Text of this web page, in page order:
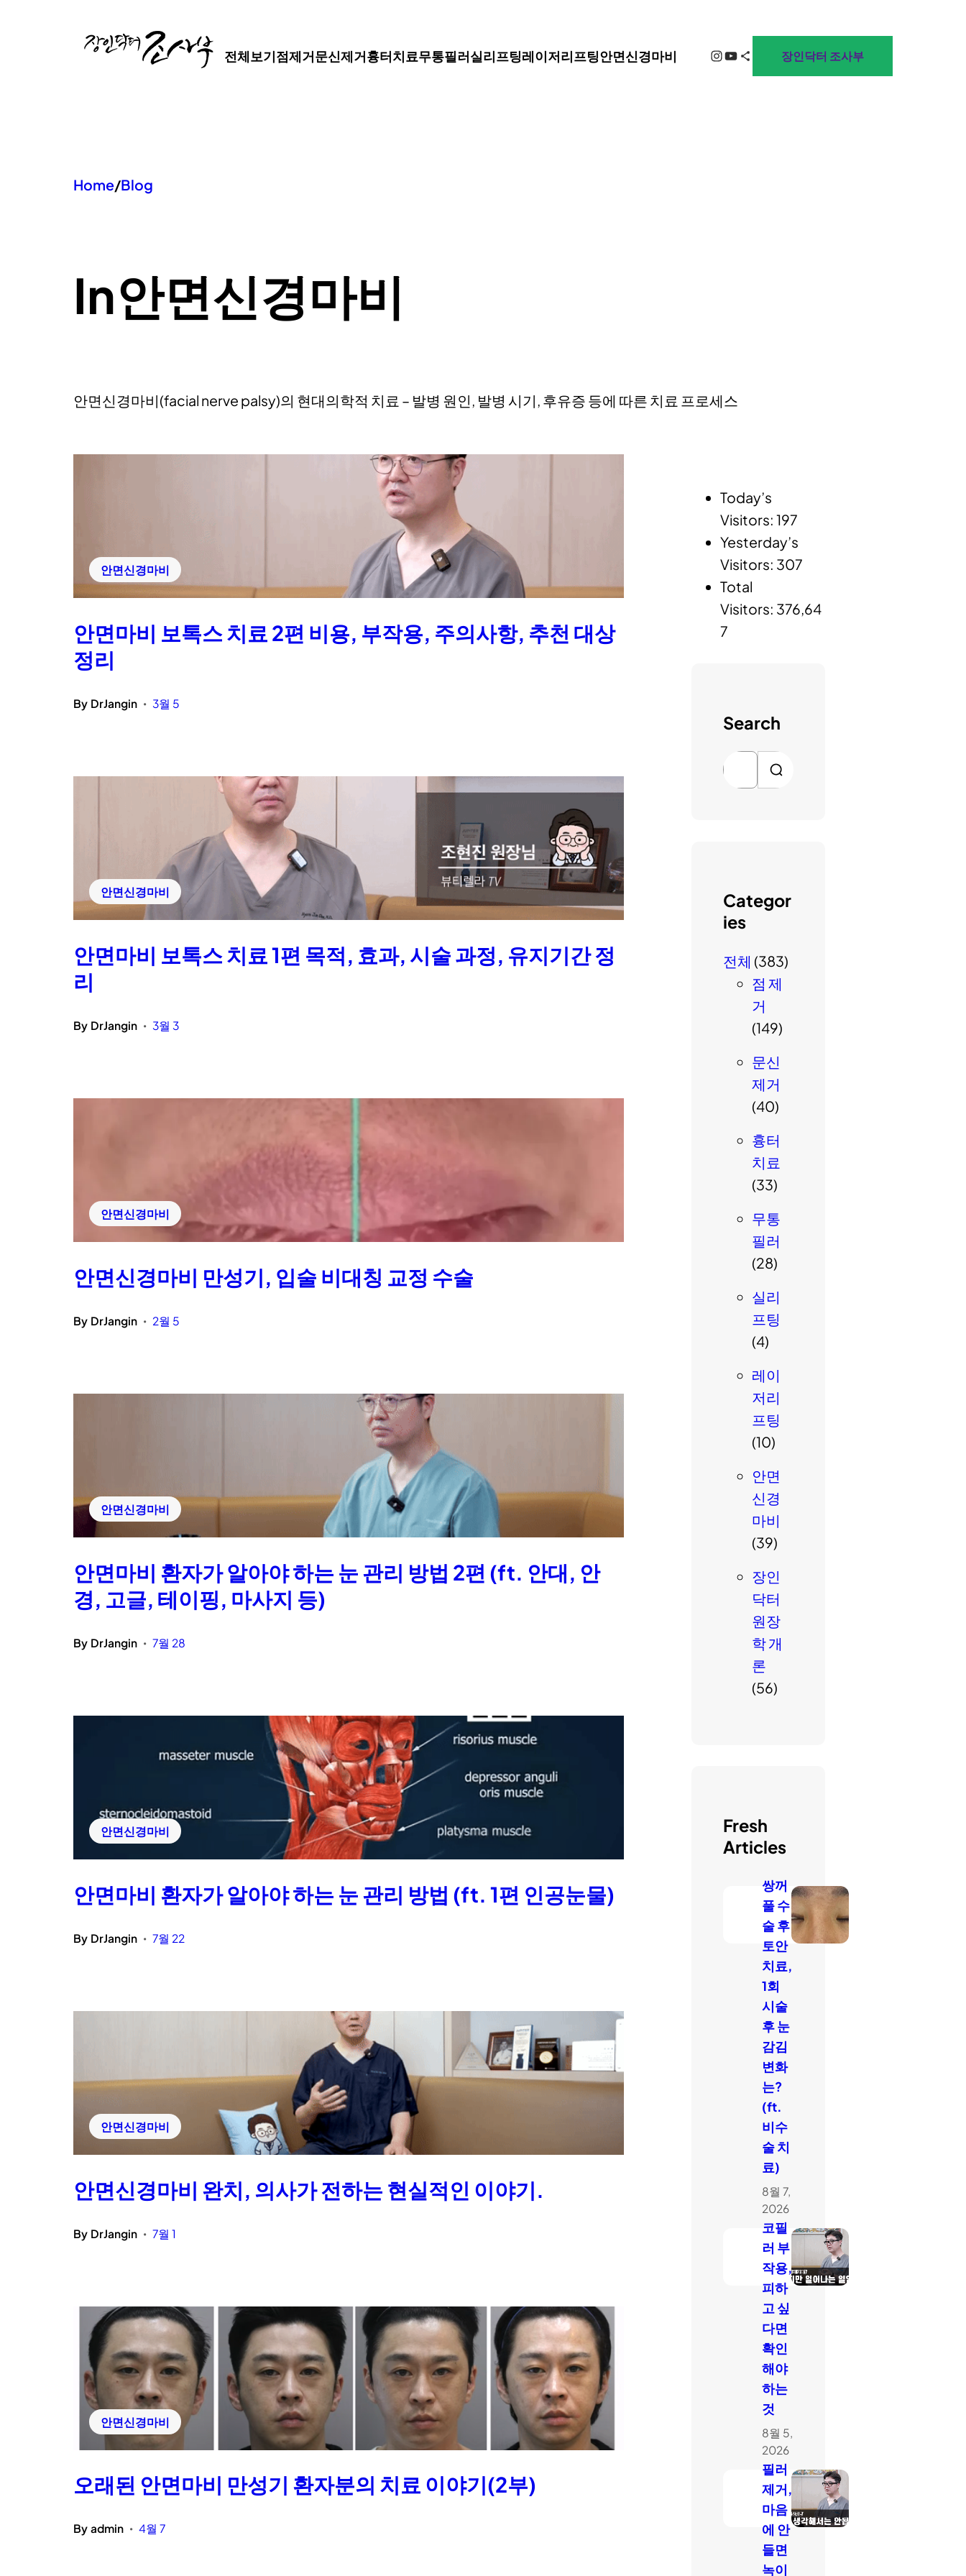
전체보기점제거문신제거흉터치료무통필러실리프팅레이저리프팅안면신경마비 Instagram
YouTube
Share Icon 장인닥터 조사부
Home/Blog
In안면신경마비
안면신경마비(facial nerve palsy)의 현대의학적 치료 – 발병 원인, 발병 시기, 후유증 등에 따른 치료 프로세스
안면신경마비
안면마비 보톡스 치료 2편 비용, 부작용, 주의사항, 추천 대상
정리
By DrJangin • 3월 5
안면신경마비
안면마비 보톡스 치료 1편 목적, 효과, 시술 과정, 유지기간 정
리
By DrJangin • 3월 3
안면신경마비
안면신경마비 만성기, 입술 비대칭 교정 수술
By DrJangin • 2월 5
안면신경마비
안면마비 환자가 알아야 하는 눈 관리 방법 2편 (ft. 안대, 안
경, 고글, 테이핑, 마사지 등)
By DrJangin • 7월 28
안면신경마비
안면마비 환자가 알아야 하는 눈 관리 방법 (ft. 1편 인공눈물)
By DrJangin • 7월 22
안면신경마비
안면신경마비 완치, 의사가 전하는 현실적인 이야기.
By DrJangin • 7월 1
안면신경마비
오래된 안면마비 만성기 환자분의 치료 이야기(2부)
By admin • 4월 7
Today’s
Visitors:197
Yesterday’s
Visitors: 307
Total
Visitors: 376,64
7
Search
Categor
ies
전체 (383)
점 제
거
(149)
문신
제거
(40)
흉터
치료
(33)
무통
필러
(28)
실리
프팅
(4)
레이
저리
프팅
(10)
안면
신경
마비
(39)
장인
닥터
원장
학 개
론
(56)
Fresh
Articles
쌍꺼
풀 수
술 후
토안
치료,
1회
시술
후 눈
감김
변화
는?
(ft.
비수
술 치
료)
8월 7,
2026
코필
러 부
작용,
피하
고 싶
다면
확인
해야
하는
것
8월 5,
2026
필러
제거,
마음
에 안
들면
녹이